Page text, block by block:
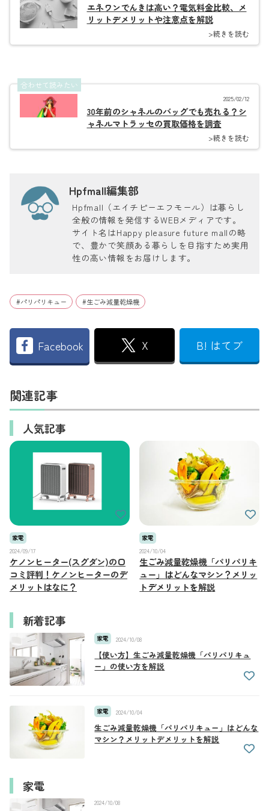
エネワンでんきは高い？電気料金比較、メ
リットデメリットや注意点を解説
>続きを読む
合わせて読みたい
2025/02/12
30年前のシャネルのバッグでも売れる？シ
ャネルマトラッセの買取価格を調査
>続きを読む
Hpfmall編集部
Hpfmall（エイチピーエフモール）は暮らし
全般の情報を発信するWEBメディアです。
サイト名はHappy pleasure future mallの略
で、豊かで笑顔ある暮らしを目指すため実用
性の高い情報をお届けします。
#パリパリキュー #生ごみ減量乾燥機
Facebook X B! はてブ
関連記事
人気記事
家電
2024/09/17
ケノンヒーター(スグダン)の口
コミ評判！ケノンヒーターのデ
メリットはなに？
家電
2024/10/04
生ごみ減量乾燥機「パリパリキ
ュー」はどんなマシン？メリッ
トデメリットを解説
新着記事
家電 2024/10/08
【使い方】生ごみ減量乾燥機「パリパリキュ
ー」の使い方を解説
家電 2024/10/04
生ごみ減量乾燥機「パリパリキュー」はどんな
マシン？メリットデメリットを解説
家電
2024/10/08